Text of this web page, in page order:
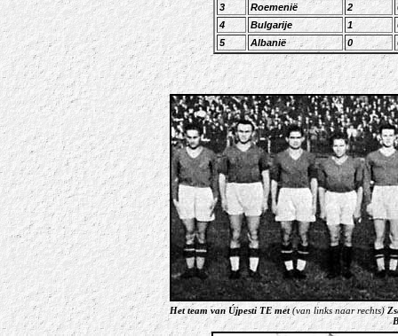
3
Roemenië 2
4
Bulgarije 1
5
Albanië 0
Het team van Újpesti TE met(van links naar rechts)